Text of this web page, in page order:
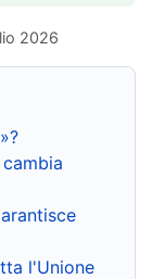
2026
l'Unione